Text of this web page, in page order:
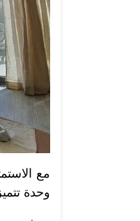
وحدة